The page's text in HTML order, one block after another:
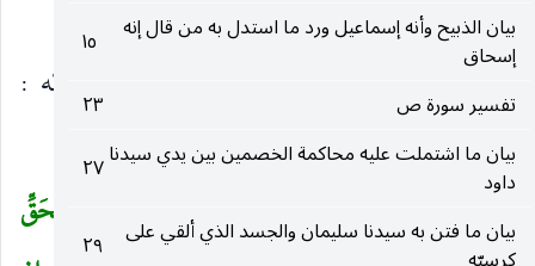
بيان الذبيح وأنه إسماعيل ورد ما استدل به من قال إنه
إسحاق
١٥
تفسير سورة ص
٢٣
بيان ما اشتملت عليه محاكمة الخصمين بين يدي سيدنا
داود
٢٧
بيان ما فتن به سيدنا سليمان والجسد الذي ألقي على ٢٩
الحال أو المقال. وقيل الضمير للعابدين وهو كقوله :
(وَاللهِ رَبِّنا ما كُنَّا مُشْرِكِينَ)
.
وَإِذا تُتْلى عَلَيْهِمْ آياتُنا بَيِّناتٍ قالَ الَّذِينَ كَفَرُوا لِلْحَقِّ